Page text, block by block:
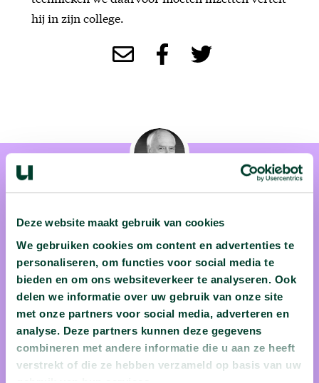
Deze website maakt gebruik van cookies
We gebruiken cookies om content en advertenties te
personaliseren, om functies voor social media te
bieden en om ons websiteverkeer te analyseren. Ook
delen we informatie over uw gebruik van onze site
met onze partners voor social media, adverteren en
analyse. Deze partners kunnen deze gegevens
combineren met andere informatie die u aan ze heeft
verstrekt of die ze hebben verzameld op basis van uw
hij in zijn college.
Prof. dr. ir. Andre de Boer
Door middel van dramatische anekdotes over ontspoorde
treinen en geknakte windmolens brengt prof. dr. ir. André de
Boer (Universiteit Twente) zijn studenten graag bij dat een
goede constructie van levensbelang is! Gelukkig kun je bij
André de Boer nu ook online terecht voor een stoomcursus